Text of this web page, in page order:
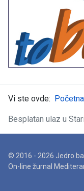
Vi ste ovde: Početna
Besplatan ulaz u
© 2016 - 2026
On-line žurnal